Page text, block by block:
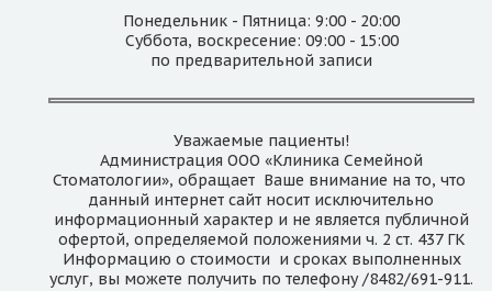
Понедельник - Пятница: 9:00 - 20:00
Суббота, воскресение: 09:00 - 15:00
по предварительной записи
Уважаемые пациенты!
Администрация ООО «Клиника Семейной
Стоматологии», обращает Ваше внимание на то, что
данный интернет сайт носит исключительно
информационный характер и не является публичной
офертой, определяемой положениями ч. 2 ст. 437 ГК
Информацию о стоимости и сроках выполненных
услуг, вы можете получить по телефону /8482/691-911.